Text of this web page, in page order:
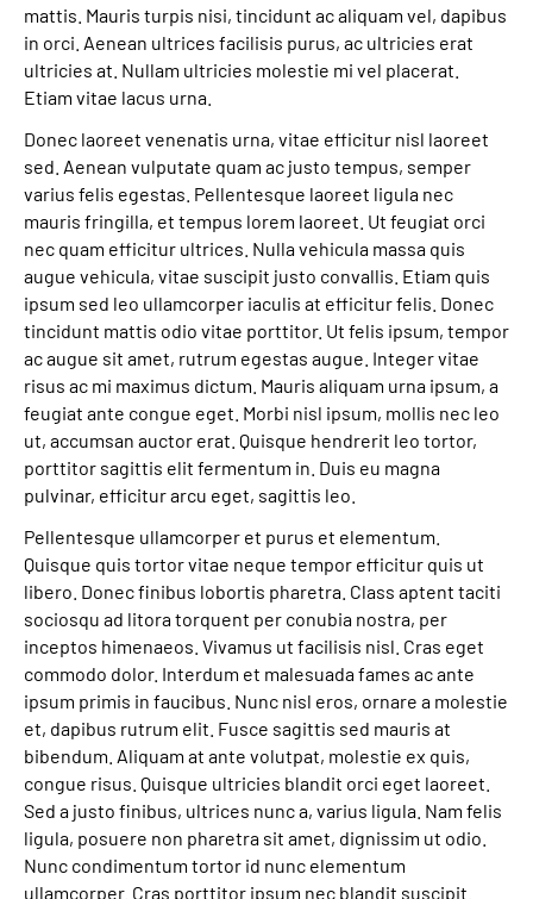
mattis. Mauris turpis nisi, tincidunt ac aliquam vel, dapibus
in orci. Aenean ultrices facilisis purus, ac ultricies erat
ultricies at. Nullam ultricies molestie mi vel placerat.
Etiam vitae lacus urna.
Donec laoreet venenatis urna, vitae efficitur nisl laoreet
sed. Aenean vulputate quam ac justo tempus, semper
varius felis egestas. Pellentesque laoreet ligula nec
mauris fringilla, et tempus lorem laoreet. Ut feugiat orci
nec quam efficitur ultrices. Nulla vehicula massa quis
augue vehicula, vitae suscipit justo convallis. Etiam quis
ipsum sed leo ullamcorper iaculis at efficitur felis. Donec
tincidunt mattis odio vitae porttitor. Ut felis ipsum, tempor
ac augue sit amet, rutrum egestas augue. Integer vitae
risus ac mi maximus dictum. Mauris aliquam urna ipsum, a
feugiat ante congue eget. Morbi nisl ipsum, mollis nec leo
ut, accumsan auctor erat. Quisque hendrerit leo tortor,
porttitor sagittis elit fermentum in. Duis eu magna
pulvinar, efficitur arcu eget, sagittis leo.
Pellentesque ullamcorper et purus et elementum.
Quisque quis tortor vitae neque tempor efficitur quis ut
libero. Donec finibus lobortis pharetra. Class aptent taciti
sociosqu ad litora torquent per conubia nostra, per
inceptos himenaeos. Vivamus ut facilisis nisl. Cras eget
commodo dolor. Interdum et malesuada fames ac ante
ipsum primis in faucibus. Nunc nisl eros, ornare a molestie
et, dapibus rutrum elit. Fusce sagittis sed mauris at
bibendum. Aliquam at ante volutpat, molestie ex quis,
congue risus. Quisque ultricies blandit orci eget laoreet.
Sed a justo finibus, ultrices nunc a, varius ligula. Nam felis
ligula, posuere non pharetra sit amet, dignissim ut odio.
Nunc condimentum tortor id nunc elementum
ullamcorper. Cras porttitor ipsum nec blandit suscipit.